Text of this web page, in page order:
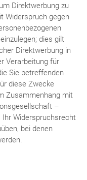
Direktwerbung zu
Widerspruch gegen
dies gilt
Direktwerbung in
Verarbeitung für
Sie betreffenden
diese Zwecke
Zusammenhang mit
–
Widerspruchsrecht
bei denen